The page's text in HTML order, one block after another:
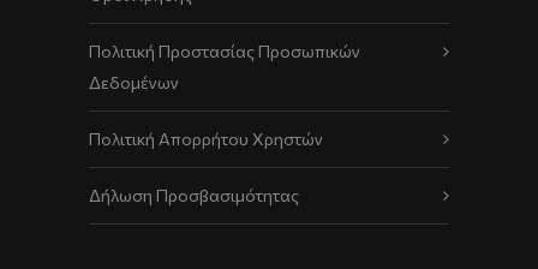
Πολιτική Προστασίας Προσωπικών
Δεδομένων
Πολιτική Απορρήτου Χρηστών
Δήλωση Προσβασιμότητας